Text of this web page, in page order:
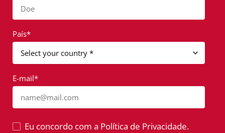
Doe
País*
E-mail*
name@mail.com
Eu concordo com a Política de Privacidade.